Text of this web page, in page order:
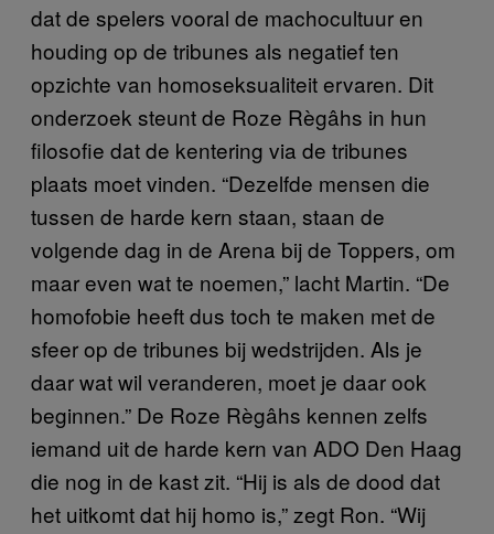
dat de spelers vooral de machocultuur en
houding op de tribunes als negatief ten
opzichte van homoseksualiteit ervaren. Dit
onderzoek steunt de Roze Règâhs in hun
filosofie dat de kentering via de tribunes
plaats moet vinden. “Dezelfde mensen die
tussen de harde kern staan, staan de
volgende dag in de Arena bij de Toppers, om
maar even wat te noemen,” lacht Martin. “De
homofobie heeft dus toch te maken met de
sfeer op de tribunes bij wedstrijden. Als je
daar wat wil veranderen, moet je daar ook
beginnen.” De Roze Règâhs kennen zelfs
iemand uit de harde kern van ADO Den Haag
die nog in de kast zit. “Hij is als de dood dat
het uitkomt dat hij homo is,” zegt Ron. “Wij